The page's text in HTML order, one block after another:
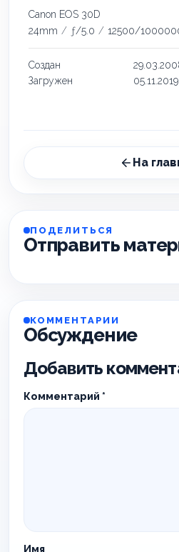
Canon EOS 30D
24mm / ƒ/5.0 / 12500/
Создан
Загружен
05.11.2019
На
ПОДЕЛИТЬСЯ
Отправить
КОММЕНТАРИИ
Обсуждение
Добавить
Комментарий *
Имя